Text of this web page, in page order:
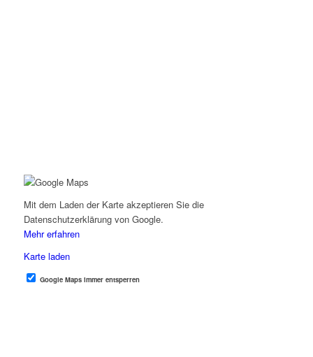
Mit dem Laden der Karte akzeptieren Sie die
Datenschutzerklärung von Google.
Mehr erfahren
Karte laden
Google Maps immer entsperren